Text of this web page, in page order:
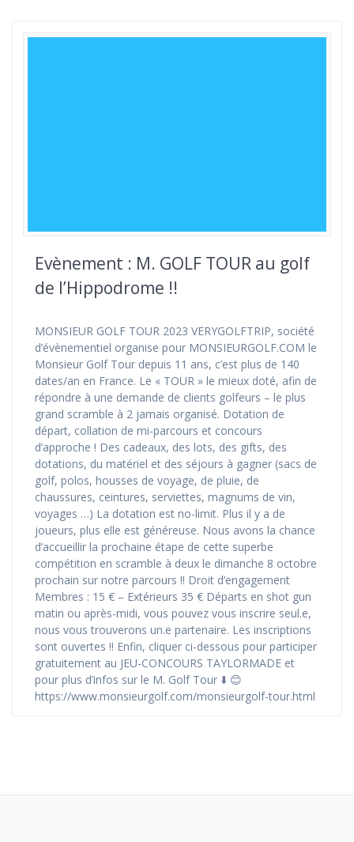
Evènement : M. GOLF TOUR au golf
de l’Hippodrome !!
MONSIEUR GOLF TOUR 2023 VERYGOLFTRIP, société
d’évènementiel organise pour MONSIEURGOLF.COM le
Monsieur Golf Tour depuis 11 ans, c’est plus de 140
dates/an en France. Le « TOUR » le mieux doté, afin de
répondre à une demande de clients golfeurs – le plus
grand scramble à 2 jamais organisé. Dotation de
départ, collation de mi-parcours et concours
d’approche ! Des cadeaux, des lots, des gifts, des
dotations, du matériel et des séjours à gagner (sacs de
golf, polos, housses de voyage, de pluie, de
chaussures, ceintures, serviettes, magnums de vin,
voyages …) La dotation est no-limit. Plus il y a de
joueurs, plus elle est généreuse. Nous avons la chance
d’accueillir la prochaine étape de cette superbe
compétition en scramble à deux le dimanche 8 octobre
prochain sur notre parcours !! Droit d’engagement
Membres : 15 € – Extérieurs 35 € Départs en shot gun
matin ou après-midi, vous pouvez vous inscrire seul.e,
nous vous trouverons un.e partenaire. Les inscriptions
sont ouvertes !! Enfin, cliquer ci-dessous pour participer
gratuitement au JEU-CONCOURS TAYLORMADE et
pour plus d’infos sur le M. Golf Tour ⬇️ 😊
https://www.monsieurgolf.com/monsieurgolf-tour.html